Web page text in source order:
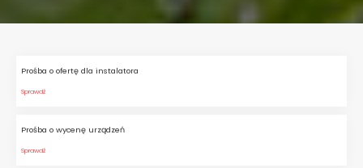
Prośba o ofertę dla instalatora
Sprawdź
Prośba o wycenę urządzeń
Sprawdź